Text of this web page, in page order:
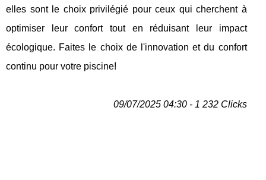
elles sont le choix privilégié pour ceux qui cherchent à
optimiser leur confort tout en réduisant leur impact
écologique. Faites le choix de l'innovation et du confort
continu pour votre piscine!
09/07/2025 04:30 - 1 232 Clicks